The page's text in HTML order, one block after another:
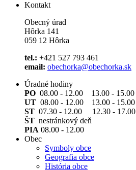
Kontakt
Obecný úrad
Hôrka 141
059 12 Hôrka
tel.: +421 527 793 461
email: obechorka@obechorka.sk
Úradné hodiny
PO 08.00 - 12.00 13.00 - 15.00
UT 08.00 - 12.00 13.00 - 15.00
ST 07.30 - 12.00 12.30 - 17.00
ŠT nestránkový deň
PIA 08.00 - 12.00
Obec
Symboly obce
Geografia obce
História obce